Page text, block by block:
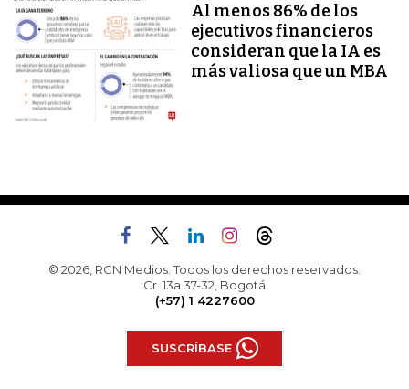
Al menos 86% de los
ejecutivos financieros
consideran que la IA es
más valiosa que un MBA
© 2026, RCN Medios. Todos los derechos reservados.
Cr. 13a 37-32, Bogotá
(+57) 1 4227600
SUSCRÍBASE